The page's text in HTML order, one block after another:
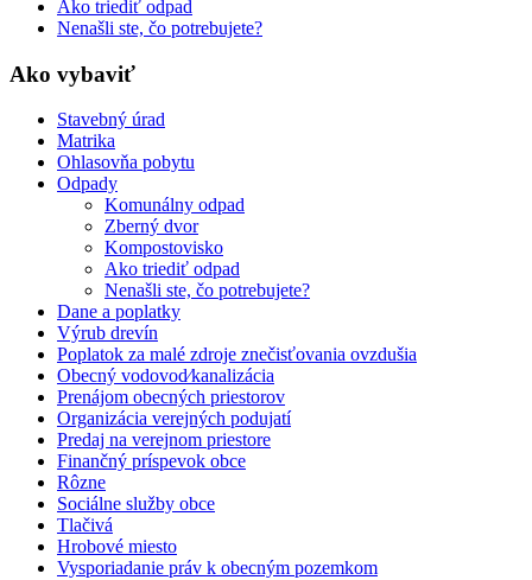
Ako triediť odpad
Nenašli ste, čo potrebujete?
Ako vybaviť
Stavebný úrad
Matrika
Ohlasovňa pobytu
Odpady
Komunálny odpad
Zberný dvor
Kompostovisko
Ako triediť odpad
Nenašli ste, čo potrebujete?
Dane a poplatky
Výrub drevín
Poplatok za malé zdroje znečisťovania ovzdušia
Obecný vodovod⁄kanalizácia
Prenájom obecných priestorov
Organizácia verejných podujatí
Predaj na verejnom priestore
Finančný príspevok obce
Rôzne
Sociálne služby obce
Tlačivá
Hrobové miesto
Vysporiadanie práv k obecným pozemkom